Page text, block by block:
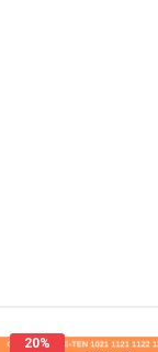
20%